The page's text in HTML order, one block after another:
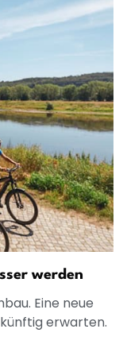
werden
Eine neue
erwarten.